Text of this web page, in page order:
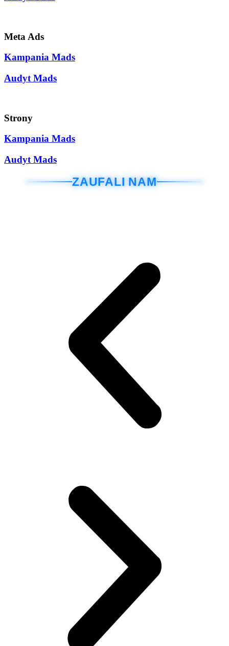
Meta Ads
Kampania Mads
Audyt Mads
Strony
Kampania Mads
Audyt Mads
ZAUFALI NAM